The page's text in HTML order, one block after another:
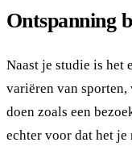
Ontspanning
Naast je studie is het
variëren van
doen zoals een
echter voor dat het